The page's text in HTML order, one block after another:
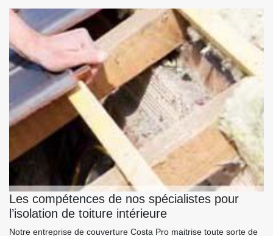
Les compétences de nos spécialistes pour
l’isolation de toiture intérieure
Notre entreprise de couverture Costa Pro maitrise toute sorte de